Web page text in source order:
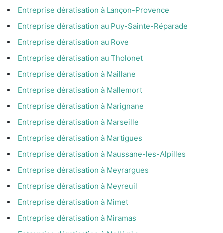
Entreprise dératisation à Lançon-Provence
Entreprise dératisation au Puy-Sainte-Réparade
Entreprise dératisation au Rove
Entreprise dératisation au Tholonet
Entreprise dératisation à Maillane
Entreprise dératisation à Mallemort
Entreprise dératisation à Marignane
Entreprise dératisation à Marseille
Entreprise dératisation à Martigues
Entreprise dératisation à Maussane-les-Alpilles
Entreprise dératisation à Meyrargues
Entreprise dératisation à Meyreuil
Entreprise dératisation à Mimet
Entreprise dératisation à Miramas